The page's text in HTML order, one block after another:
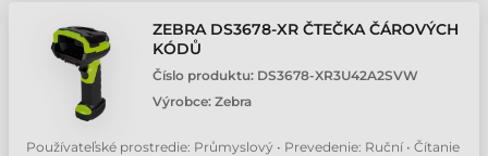
ZEBRA DS3678-XR ČTEČKA ČÁROVÝCH
KÓDŮ
Číslo produktu: DS3678-XR3U42A2SVW
Výrobce: Zebra
Používateľské prostredie: Průmyslový • Prevedenie: Ruční • Čítanie